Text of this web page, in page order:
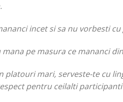
incet si sa nu vorbesti
mana pe masura ce mananci
platouri mari, serveste-te cu
pentru ceilalti